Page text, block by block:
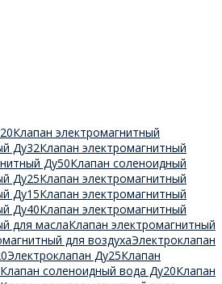
Клапан электромагнитный
Ду32Клапан электромагнитный
Ду50Клапан соленоидный
Ду25Клапан электромагнитный
Ду15Клапан электромагнитный
Ду40Клапан электромагнитный
для маслаКлапан электромагнитный
для воздухаЭлектроклапан
Электроклапан Ду25Клапан
Клапан соленоидный вода Ду20Клапан